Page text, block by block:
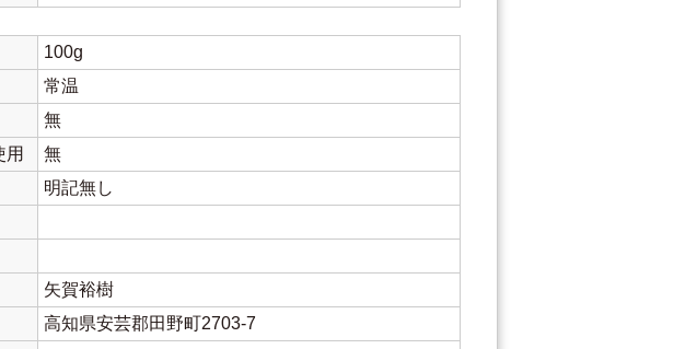
100g
常温
無
用
無
明記無し
矢賀裕樹
高知県安芸郡田野町2703-7